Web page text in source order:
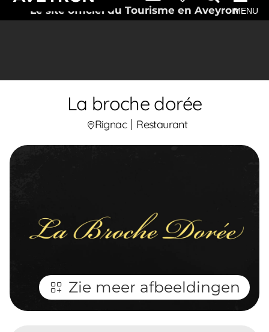
Le site officiel du Tourisme en AveyronMENU
La broche dorée
Rignac Restaurant
Zie meer afbeeldingen